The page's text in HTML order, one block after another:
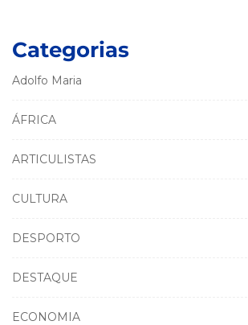
Categorias
Adolfo Maria
ÁFRICA
ARTICULISTAS
CULTURA
DESPORTO
DESTAQUE
ECONOMIA